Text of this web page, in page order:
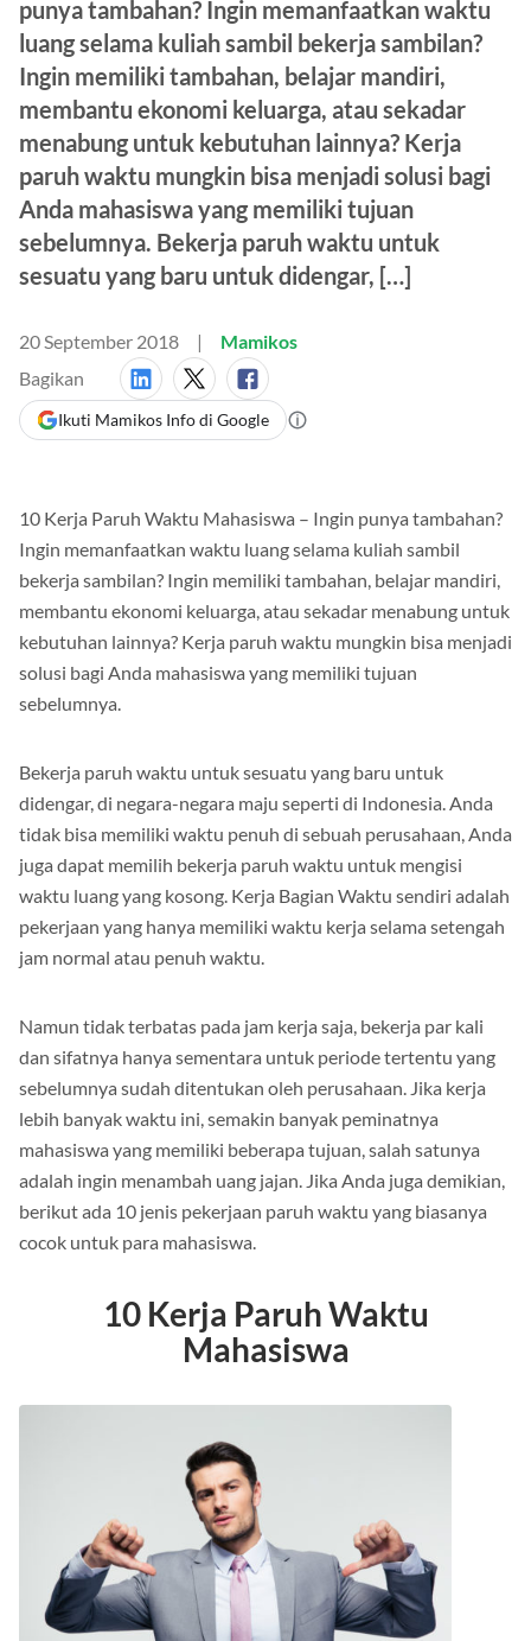
punya tambahan? Ingin memanfaatkan waktu
luang selama kuliah sambil bekerja sambilan?
Ingin memiliki tambahan, belajar mandiri,
membantu ekonomi keluarga, atau sekadar
menabung untuk kebutuhan lainnya? Kerja
paruh waktu mungkin bisa menjadi solusi bagi
Anda mahasiswa yang memiliki tujuan
sebelumnya. Bekerja paruh waktu untuk
sesuatu yang baru untuk didengar, […]
20 September 2018
Mamikos
Bagikan
Ikuti Mamikos Info di Google
10 Kerja Paruh Waktu Mahasiswa – Ingin punya tambahan?
Ingin memanfaatkan waktu luang selama kuliah sambil
bekerja sambilan? Ingin memiliki tambahan, belajar mandiri,
membantu ekonomi keluarga, atau sekadar menabung untuk
kebutuhan lainnya? Kerja paruh waktu mungkin bisa menjadi
solusi bagi Anda mahasiswa yang memiliki tujuan
sebelumnya.
Bekerja paruh waktu untuk sesuatu yang baru untuk
didengar, di negara-negara maju seperti di Indonesia.Anda
tidak bisa memiliki waktu penuh di sebuah perusahaan, Anda
juga dapat memilih bekerja paruh waktu untuk mengisi
waktu luang yang kosong. Kerja Bagian Waktu sendiri adalah
pekerjaan yang hanya memiliki waktu kerja selama setengah
jam normal atau penuh waktu.
Namun tidak terbatas pada jam kerja saja, bekerja par kali
dan sifatnya hanya sementara untuk periode tertentu yang
sebelumnya sudah ditentukan oleh perusahaan. Jika kerja
lebih banyak waktu ini, semakin banyak peminatnya
mahasiswa yang memiliki beberapa tujuan, salah satunya
adalah ingin menambah uang jajan. Jika Anda juga demikian,
berikut ada 10 jenis pekerjaan paruh waktu yang biasanya
cocok untuk para mahasiswa.
10 Kerja Paruh Waktu
Mahasiswa